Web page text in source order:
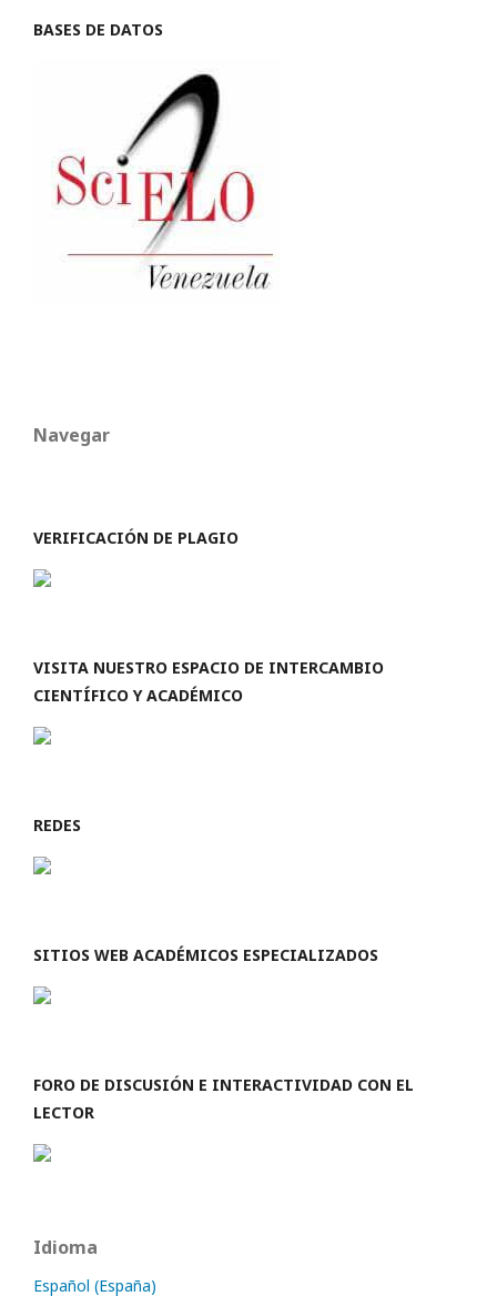
BASES DE DATOS
Navegar
VERIFICACIÓN DE PLAGIO
VISITA NUESTRO ESPACIO DE INTERCAMBIO
CIENTÍFICO Y ACADÉMICO
REDES
SITIOS WEB ACADÉMICOS ESPECIALIZADOS
FORO DE DISCUSIÓN E INTERACTIVIDAD CON EL
LECTOR
Idioma
Español (España)